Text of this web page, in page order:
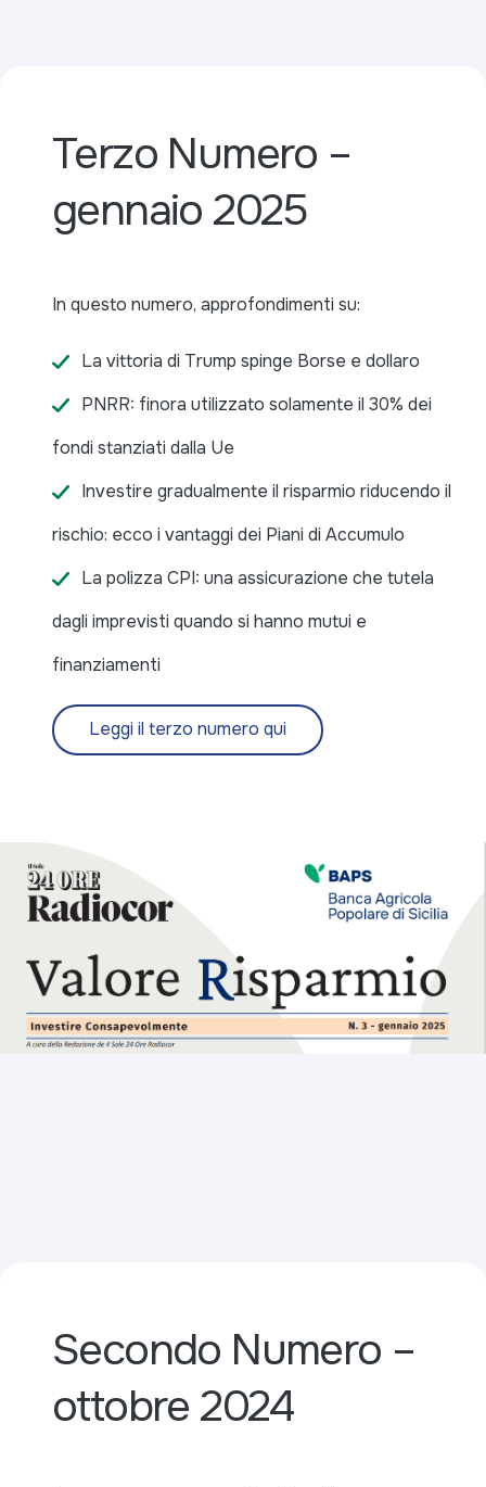
Terzo Numero –
gennaio 2025
In questo numero, approfondimenti su:
La vittoria di Trump spinge Borse e dollaro
PNRR: finora utilizzato solamente il 30% dei
fondi stanziati dalla Ue
Investire gradualmente il risparmio riducendo il
rischio: ecco i vantaggi dei Piani di Accumulo
La polizza CPI: una assicurazione che tutela
dagli imprevisti quando si hanno mutui e
finanziamenti
Leggi il terzo numero qui
Secondo Numero –
ottobre 2024